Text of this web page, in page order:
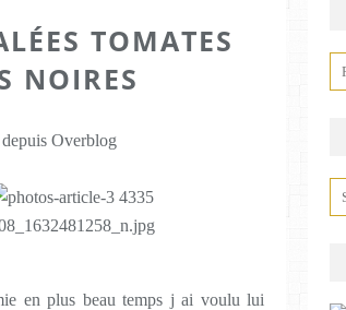
TOMATES
NOIRES
Overblog
en plus beau temps j ai voulu lui